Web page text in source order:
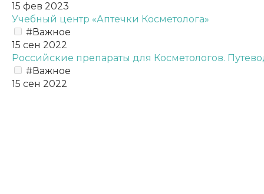
15 фев 2023
Учебный центр «Аптечки Косметолога»
#Важное
15 сен 2022
Российские препараты для Косметологов.
#Важное
15 сен 2022